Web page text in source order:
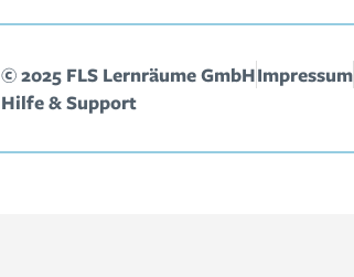
© 2025 FLS Lernräume GmbHImpressum
Hilfe & Support